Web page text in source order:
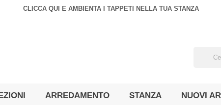
CLICCA QUI E AMBIENTA I TAPPETI NELLA TUA STANZA
ARREDAMENTO STANZA NUOVI